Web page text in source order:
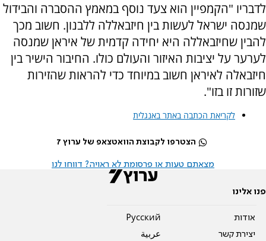
לדבריו "הקמפיין הוא צעד נוסף במאמץ ההסברה והבידול
שמנסה ישראל לעשות בין חיזבאללה ללבנון. חשוב מכך
להבין שחיזבאללה היא יחידה קדמית של איראן שמנסה
לערער על יציבות האיזור והעולם כולו. החיבור הישיר בין
חיזבאלה לאיראן חשוב במיוחד כדי להראות שהזירות
שזורות זו בזו".
לקריאת הכתבה באתר באנגלית
הצטרפו לקבוצת הוואטצאפ של ערוץ 7
מצאתם טעות או פרסומת לא ראויה? דווחו לנו
פנו אלינו
אודות
יצירת קשר
Pусский
عربية